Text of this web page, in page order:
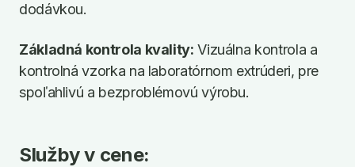
dodávkou.
Základná kontrola kvality: Vizuálna kontrola a
kontrolná vzorka na laboratórnom extrúderi, pre
spoľahlivú a bezproblémovú výrobu.
Služby v cene: